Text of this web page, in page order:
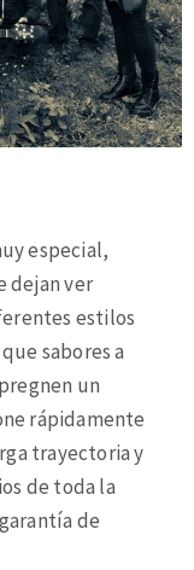
especial,
dejan ver
estilos
sabores a
un
rápidamente
trayectoria y
de toda la
de